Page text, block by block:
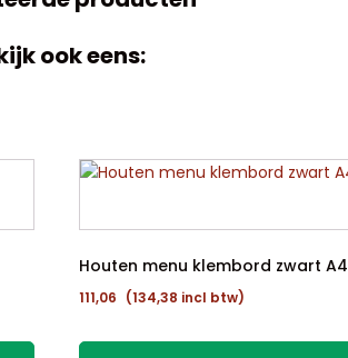
ook eens:
Houten menu klembord zwart A4
111,06 (134,38 incl btw)